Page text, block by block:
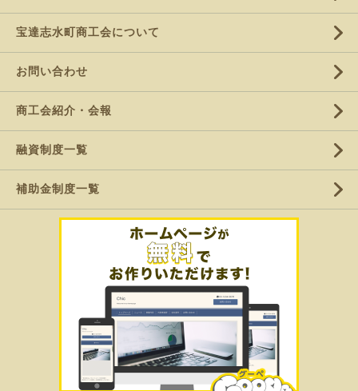
宝達志水町商工会について
お問い合わせ
商工会紹介・会報
融資制度一覧
補助金制度一覧